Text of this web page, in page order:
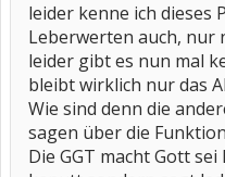
leider kenne ich dieses
Leberwerten auch, nur
leider gibt es nun mal
bleibt wirklich nur das
Wie sind denn die
sagen über die
Die GGT macht Gott